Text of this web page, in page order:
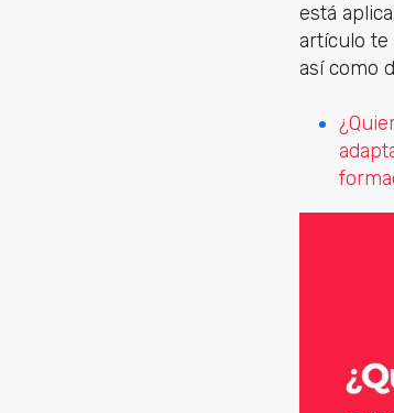
está
artículo
así como